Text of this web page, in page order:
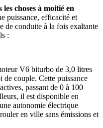
choses à moitié en
puissance, efficacité et
de conduite à la fois exaltante
:
V6 biturbo de 3,0 litres
couple. Cette puissance
passant de 0 à 100
il est disponible en
autonomie électrique
en ville sans émissions et